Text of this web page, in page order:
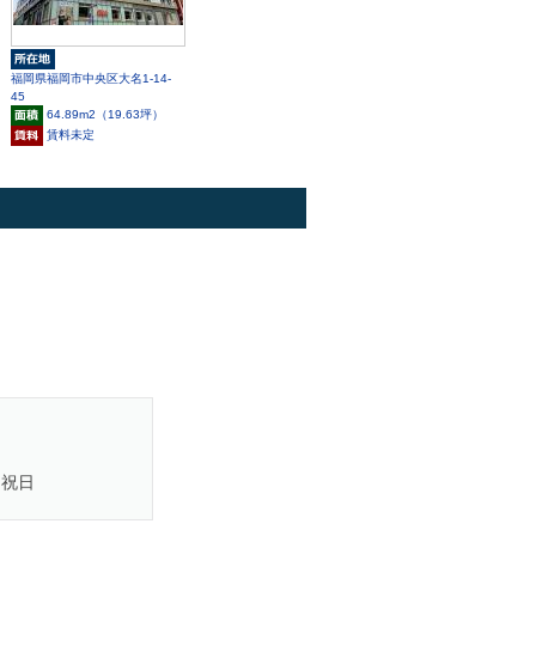
福岡県福岡市中央区大名1-14-
45
64.89m2 （19.63坪）
賃料未定
日